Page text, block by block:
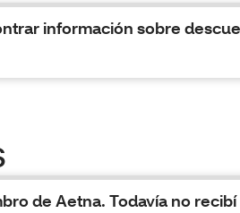
información sobre
de Aetna. Todavía no